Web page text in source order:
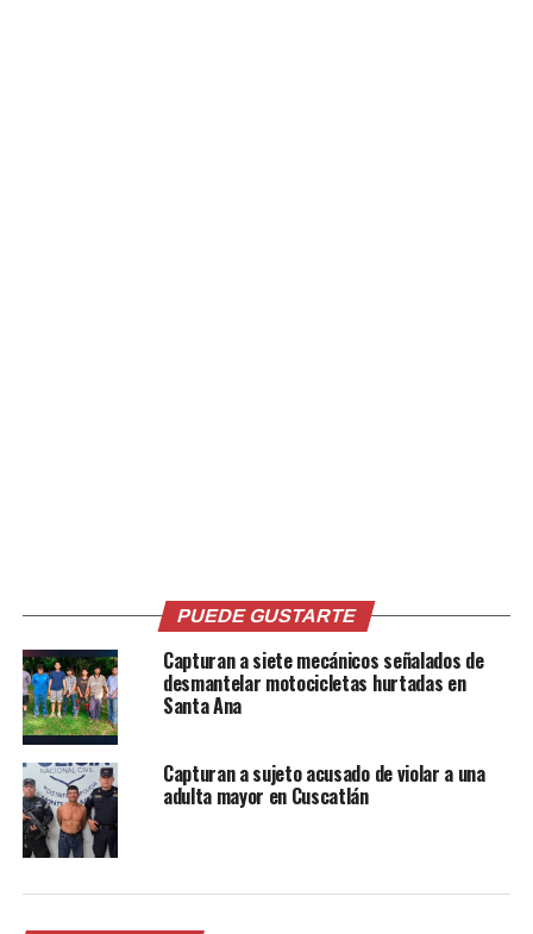
Relacionado
Capturan a salvadoreño
acusado de robo agravado
PUEDE GUSTARTE
Capturan a siete mecánicos señalados de
desmantelar motocicletas hurtadas en
Santa Ana
Capturan a sujeto acusado de violar a una
adulta mayor en Cuscatlán